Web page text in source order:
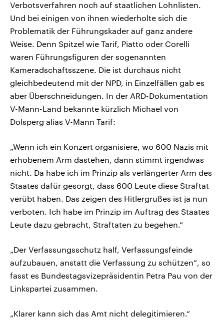
Verbotsverfahren noch auf staatlichen Lohnlisten.
Und bei einigen von ihnen wiederholte sich die
Problematik der Führungskader auf ganz andere
Weise. Denn Spitzel wie Tarif, Piatto oder Corelli
waren Führungsfiguren der sogenannten
Kameradschaftsszene. Die ist durchaus nicht
gleichbedeutend mit der NPD, in Einzelfällen gab es
aber Überschneidungen. In der ARD-Dokumentation
V-Mann-Land bekannte kürzlich Michael von
Dolsperg alias V-Mann Tarif:
„Wenn ich ein Konzert organisiere, wo 600 Nazis mit
erhobenem Arm dastehen, dann stimmt irgendwas
nicht. Da habe ich im Prinzip als verlängerter Arm des
Staates dafür gesorgt, dass 600 Leute diese Straftat
verübt haben. Das zeigen des Hitlergrußes ist ja nun
verboten. Ich habe im Prinzip im Auftrag des Staates
Leute dazu gebracht, Straftaten zu begehen.“
„Der Verfassungsschutz half, Verfassungsfeinde
aufzubauen, anstatt die Verfassung zu schützen“, so
fasst es Bundestagsvizepräsidentin Petra Pau von der
Linkspartei zusammen.
„Klarer kann sich das Amt nicht delegitimieren.“